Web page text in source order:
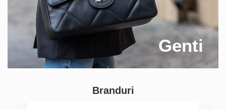
Genti
Branduri